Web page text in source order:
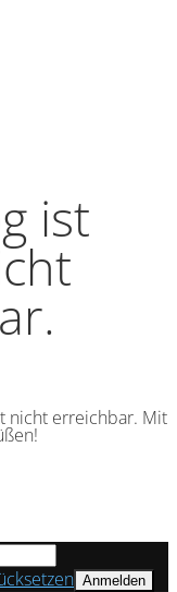
ist
nicht erreichbar. Mit